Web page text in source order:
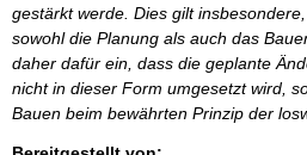
gestärkt werde. Dies gilt
sowohl die Planung als auch das
daher dafür ein, dass die geplante
nicht in dieser Form umgesetzt wird,
Bauen beim bewährten Prinzip der